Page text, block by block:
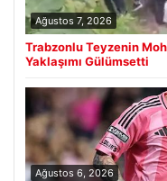
Ağustos 7, 2026
Trabzonlu Teyzenin
Yaklaşımı Gülümsetti
Ağustos 6, 2026